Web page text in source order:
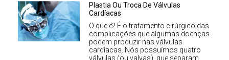
Plastia Ou Troca De Válvulas
Cardíacas
O que é? É o tratamento cirúrgico das
complicações que algumas doenças
podem produzir nas válvulas
cardíacas. Nós possuímos quatro
válvulas (ou valvas), que separam